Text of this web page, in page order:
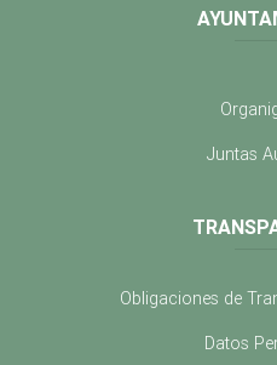
Juntas
Obligaciones de
Datos